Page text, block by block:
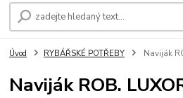
Úvod RYBÁŘSKÉ POTŘEBY Naviják
Naviják ROB.